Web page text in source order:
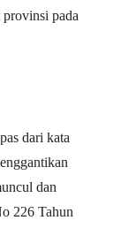
pada
dari kata
dan
226 Tahun